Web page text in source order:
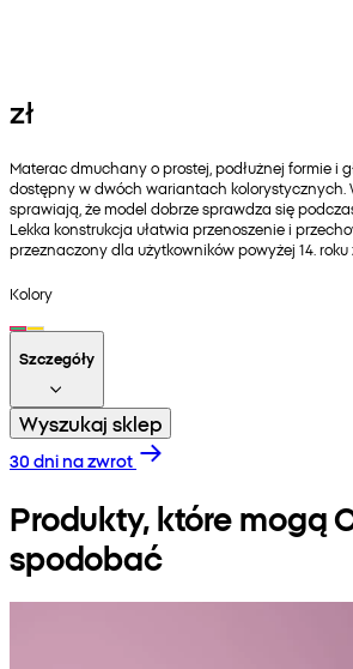
zł
Materac dmuchany o prostej, podłużnej formie i
dostępny w dwóch wariantach kolorystycznych.
sprawiają, że model dobrze sprawdza się
Lekka konstrukcja ułatwia przenoszenie i
przeznaczony dla użytkowników powyżej 14. roku
Kolory
Szczegóły
Wyszukaj sklep
30 dni na zwrot
Produkty, które mogą
spodobać